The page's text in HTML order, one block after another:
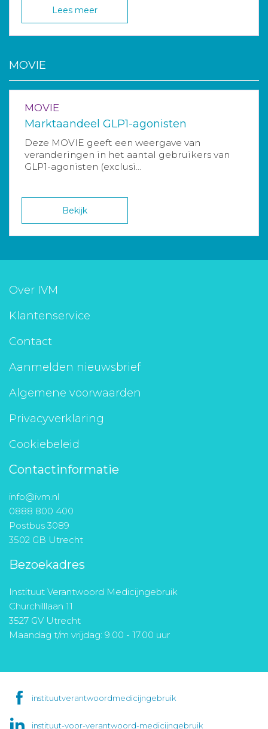
Lees meer
MOVIE
MOVIE
Marktaandeel GLP1-agonisten
Deze MOVIE geeft een weergave van
veranderingen in het aantal gebruikers van
GLP1-agonisten (exclusi...
Bekijk
Over IVM
Klantenservice
Contact
Aanmelden nieuwsbrief
Algemene voorwaarden
Privacyverklaring
Cookiebeleid
Contactinformatie
info@ivm.nl
0888 800 400
Postbus 3089
3502 GB Utrecht
Bezoekadres
Instituut Verantwoord Medicijngebruik
Churchilllaan 11
3527 GV Utrecht
Maandag t/m vrijdag: 9.00 - 17.00 uur
instituutverantwoordmedicijngebruik
instituut-voor-verantwoord-medicijngebruik